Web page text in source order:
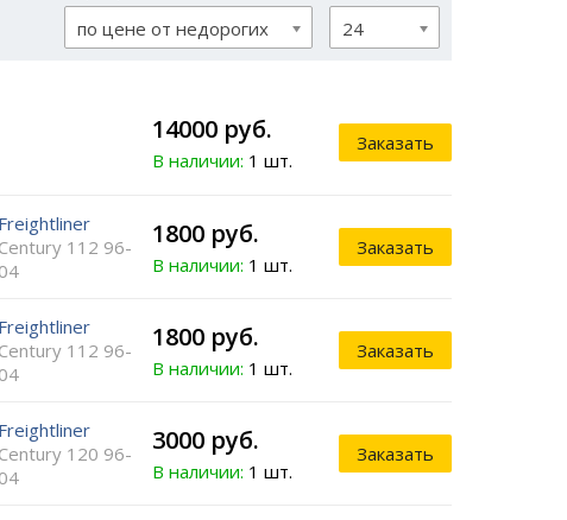
по цене от недорогих
24
14000 руб.
В наличии: 1 шт.
Заказать
Freightliner
Century 112 96-
04
1800 руб.
В наличии: 1 шт.
Заказать
Freightliner
Century 112 96-
04
1800 руб.
В наличии: 1 шт.
Заказать
Freightliner
Century 120 96-
04
3000 руб.
В наличии: 1 шт.
Заказать